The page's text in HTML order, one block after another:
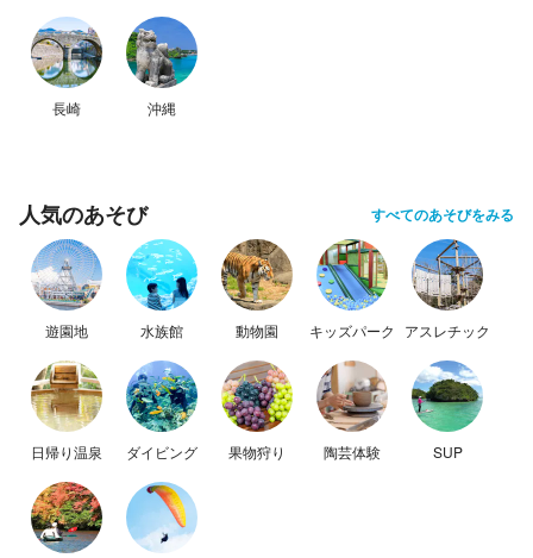
長崎 沖縄
人気のあそび すべてのあそびをみる
遊園地 水族館 動物園 キッズパーク アスレチック
日帰り温泉 ダイビング 果物狩り 陶芸体験 SUP